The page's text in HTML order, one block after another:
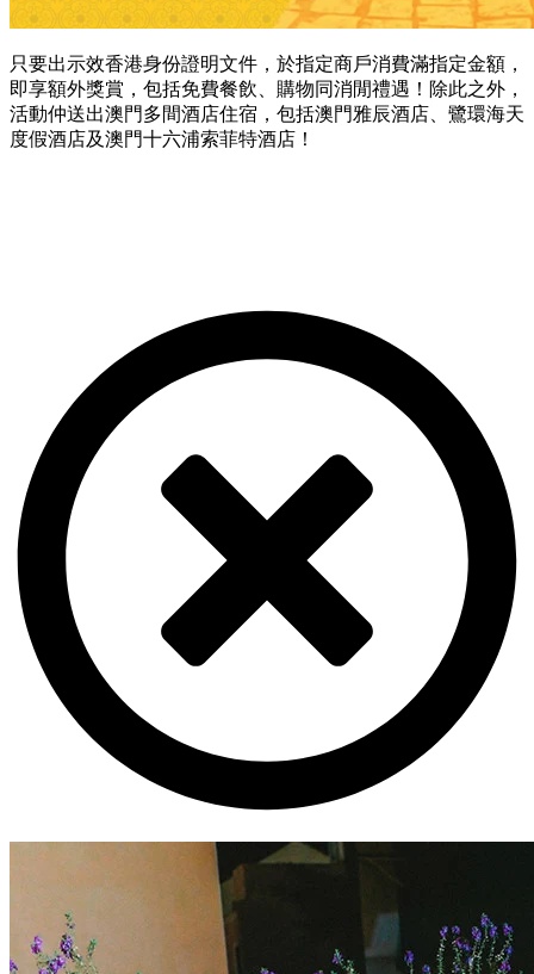
只要出示效香港身份證明文件，於指定商戶消費滿指定金額，
即享額外獎賞，包括免費餐飲、購物同消閒禮遇！除此之外，
活動仲送出澳門多間酒店住宿，包括澳門雅辰酒店、鷺環海天
度假酒店及澳門十六浦索菲特酒店！